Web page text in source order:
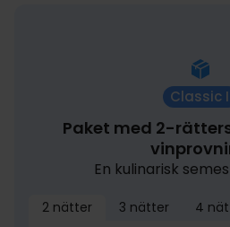
Classic
Paket med 2-
En kulinarisk
2 nätter 3 nätter 4